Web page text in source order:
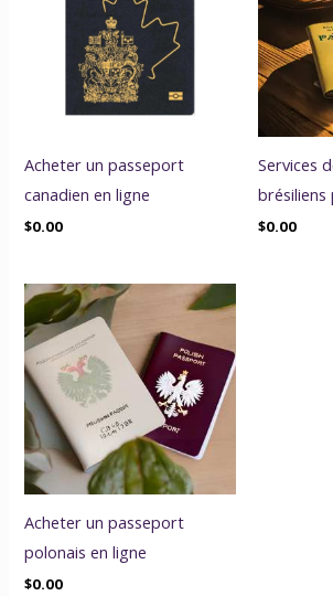
Acheter un passeport
canadien en ligne
$0.00
Services
brésiliens
$0.00
Acheter un passeport
polonais en ligne
$0.00